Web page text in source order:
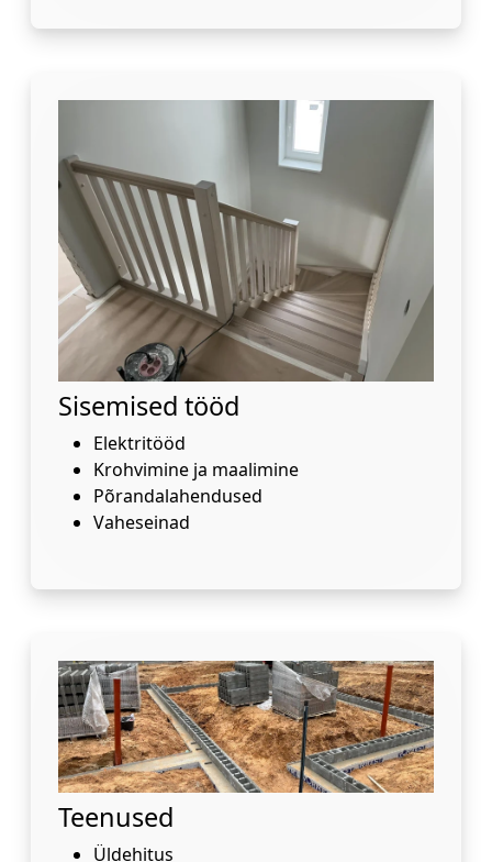
Sisemised tööd
Elektritööd
Krohvimine ja maalimine
Põrandalahendused
Vaheseinad
Teenused
Üldehitus